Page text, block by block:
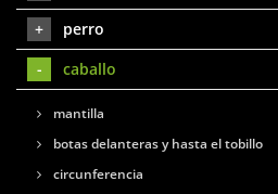
perro
caballo
mantilla
botas delanteras y hasta el tobillo
circunferencia